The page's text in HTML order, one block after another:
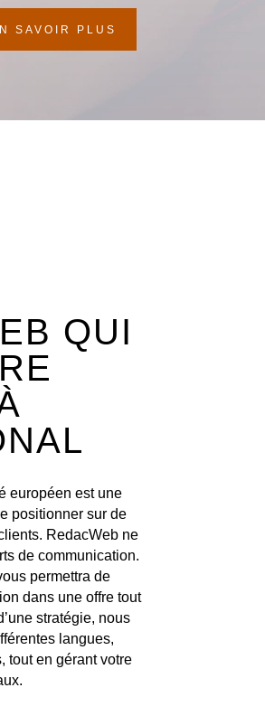
SAVOIR PLUS
QUI
européen est une
positionner sur de
RedacWeb ne
de communication.
permettra de
dans une offre tout
stratégie, nous
langues,
tout en gérant votre